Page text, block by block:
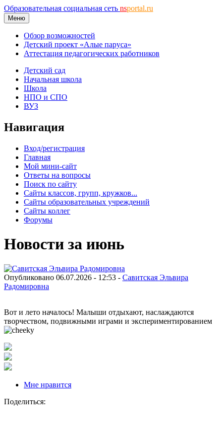
Образовательная социальная сеть nsportal.ru
Меню
Обзор возможностей
Детский проект «Алые паруса»
Аттестация педагогических работников
Детский сад
Начальная школа
Школа
НПО и СПО
ВУЗ
Навигация
Вход/регистрация
Главная
Мой мини-сайт
Ответы на вопросы
Поиск по сайту
Сайты классов, групп, кружков...
Сайты образовательных учреждений
Сайты коллег
Форумы
Новости за июнь
Опубликовано 06.07.2026 - 12:53 - Савитская Эльвира
Радомировна
Вот и лето началось! Малыши отдыхают, наслаждаются
творчеством, подвижными играми и экспериментированием
Мне нравится
Поделиться: